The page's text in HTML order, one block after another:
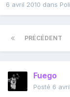
6 avril 2010 dans
PRÉCÉDENT
Fuego
Posté 6